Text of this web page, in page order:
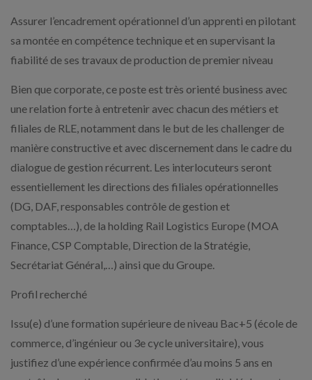
Assurer l’encadrement opérationnel d’un apprenti en pilotant
sa montée en compétence technique et en supervisant la
fiabilité de ses travaux de production de premier niveau
Bien que corporate, ce poste est très orienté business avec
une relation forte à entretenir avec chacun des métiers et
filiales de RLE, notamment dans le but de les challenger de
manière constructive et avec discernement dans le cadre du
dialogue de gestion récurrent. Les interlocuteurs seront
essentiellement les directions des filiales opérationnelles
(DG, DAF, responsables contrôle de gestion et
comptables…), de la holding Rail Logistics Europe (MOA
Finance, CSP Comptable, Direction de la Stratégie,
Secrétariat Général,…) ainsi que du Groupe.
Profil recherché
Issu(e) d’une formation supérieure de niveau Bac+5 (école de
commerce, d’ingénieur ou 3e cycle universitaire), vous
justifiez d’une expérience confirmée d’au moins 5 ans en